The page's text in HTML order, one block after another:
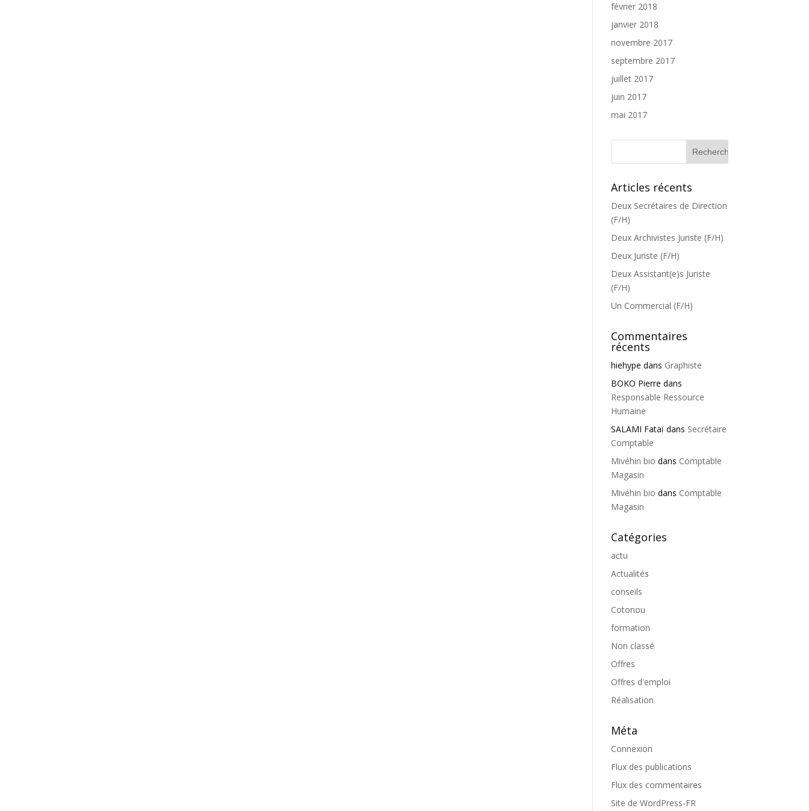
février 2018
janvier 2018
novembre 2017
septembre 2017
juillet 2017
juin 2017
mai 2017
Articles récents
Deux Secrétaires de Direction
(F/H)
Deux Archivistes Juriste (F/H)
Deux Juriste (F/H)
Deux Assistant(e)s Juriste
(F/H)
Un Commercial (F/H)
Commentaires
récents
hiehype dans Graphiste
BOKO Pierre dans
Responsable Ressource
Humaine
SALAMI Fataï dans Secrétaire
Comptable
Mivéhin bio dans Comptable
Magasin
Mivéhin bio dans Comptable
Magasin
Catégories
actu
Actualités
conseils
Cotonou
formation
Non classé
Offres
Offres d'emploi
Réalisation
Méta
Connexion
Flux des publications
Flux des commentaires
Site de WordPress-FR